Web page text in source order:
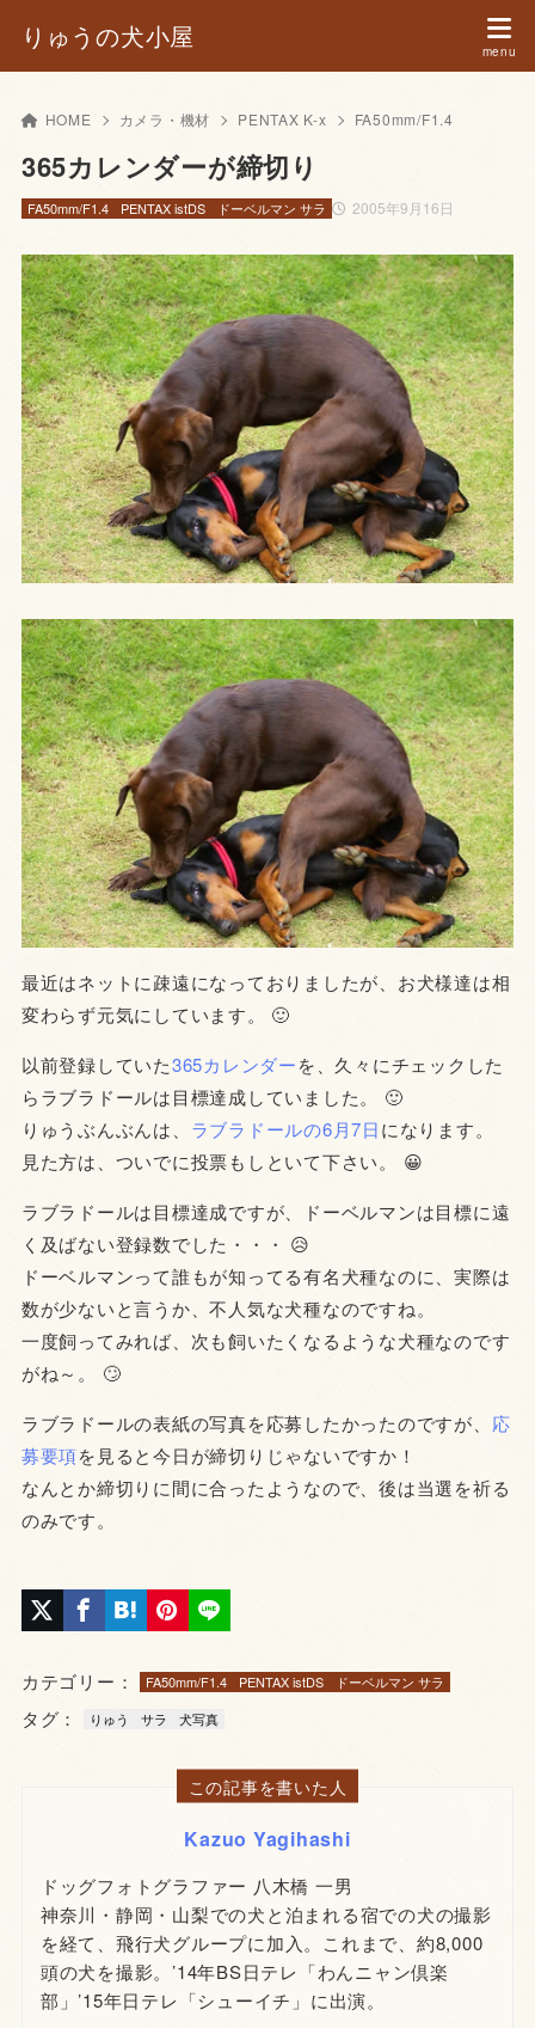
りゅうの犬小屋
HOME カメラ・機材 PENTAX K-x FA50mm/F1.4
365カレンダーが締切り
2005年9月16日
FA50mm/F1.4 PENTAX istDS ドーベルマン サラ
最近はネットに疎遠になっておりましたが、お犬様達は相
変わらず元気にしています。 🙂
以前登録していた365カレンダーを、久々にチェックした
らラブラドールは目標達成していました。 🙂
りゅうぶんぶんは、 ラブラドールの6月7日になります。
見た方は、ついでに投票もしといて下さい。 😀
ラブラドールは目標達成ですが、ドーベルマンは目標に遠
く及ばない登録数でした・・・ 😥
ドーベルマンって誰もが知ってる有名犬種なのに、実際は
数が少ないと言うか、不人気な犬種なのですね。
一度飼ってみれば、次も飼いたくなるような犬種なのです
がね～。 🙄
ラブラドールの表紙の写真を応募したかったのですが、 応
募要項を見ると今日が締切りじゃないですか！
なんとか締切りに間に合ったようなので、後は当選を祈る
のみです。
カテゴリー： FA50mm/F1.4 PENTAX istDS ドーベルマン サラ
タグ： りゅう サラ 犬写真
この記事を書いた人
Kazuo Yagihashi
ドッグフォトグラファー 八木橋 一男
神奈川・静岡・山梨での犬と泊まれる宿での犬の撮影
を経て、飛行犬グループに加入。これまで、約8,000
頭の犬を撮影。’14年BS日テレ「わんニャン倶楽
部」’15年日テレ「シューイチ」に出演。